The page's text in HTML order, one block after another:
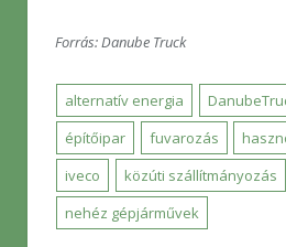
Forrás: Danube Truck
alternatív energia
építőipar
fuvarozás
iveco
közúti szállítmányozás
nehéz gépjárművek